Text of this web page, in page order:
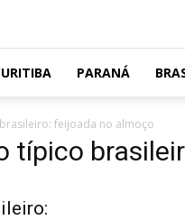
PARANÁ
feijoada no almoço
típico